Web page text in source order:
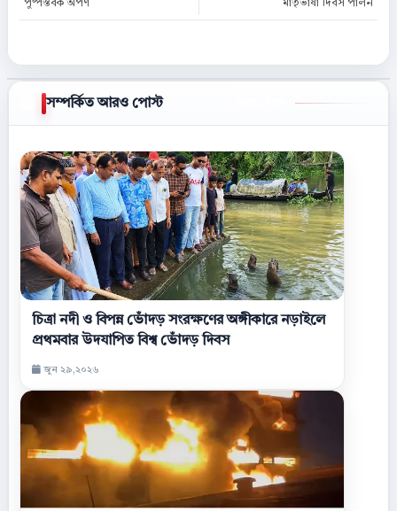
মাতৃভাষা দিবস পালন
পুষ্পস্তবক অর্পণ
সম্পর্কিত আরও পোস্ট
চিত্রা নদী ও বিপন্ন ভোঁদড় সংরক্ষণের অঙ্গীকারে নড়াইলে
প্রথমবার উদযাপিত বিশ্ব ভোঁদড় দিবস
জুন ২৯,২০২৬